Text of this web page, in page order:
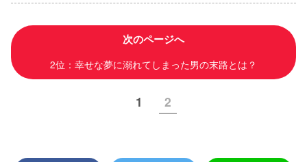
次のページへ
2位：幸せな夢に溺れてしまった男の末路とは？
1 2